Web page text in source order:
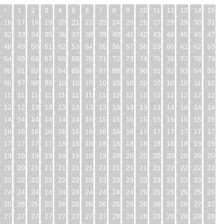
1 2 3 4 5 6 7 8 9 10 11 12 13 14
15
16
17 18 19 20 21 22 23 24 25 26 27 28 29 30
31
32
33 34 35 36 37 38 39 40 41 42 43 44 45 46
47
48
49 50 51 52 53 54 55 56 57 58 59 60 61 62
63
64
65 66 67 68 69 70 71 72 73 74 75 76 77 78
79
80
81 82 83 84 85 86 87 88 89 90 91 92 93 94
95
96
97 98 99 100 101 102 103 104 105 106 107 108 109 110
112
113 114 115 116 117 118 119 120 121 122 123 124 125 126
128
129 130 131 132 133 134 135 136 137 138 139 140 141 142
144
145 146 147 148 149 150 151 152 153 154 155 156 157 158
160
161 162 163 164 165 166 167 168 169 170 171 172 173 174
176
177 178 179 180 181 182 183 184 185 186 187 188 189 190
192
193 194 195 196 197 198 199 200 201 202 203 204 205 206
208
209 210 211 212 213 214 215 216 217 218 219 220 221 222
224
225 226 227 228 229 230 231 232 233 234 235 236 237 238
240
241 242 243 244 245 246 247 248 249 250 251 252 253 254
256
257 258 259 260 261 262 263 264 265 266 267 268 269 270
272
273 274 275 276 277 278 279 280 281 282 283 284 285 286